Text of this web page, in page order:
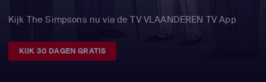
Kijk The Simpsons nu via de TV VLAANDEREN TV App
KIJK 30 DAGEN GRATIS